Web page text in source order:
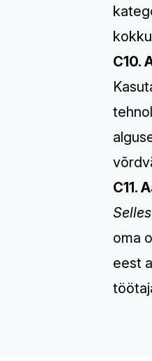
C10.
C11.
oma
eest